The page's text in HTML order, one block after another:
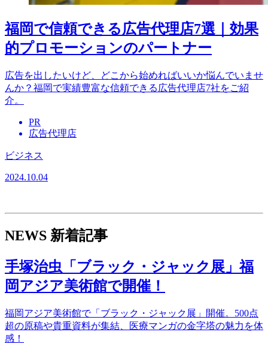
福岡で信頼できる広告代理店7選｜効果
的プロモーションのパートナー
広告を出したいけど、どこから始めればいいか悩んでいませ
んか？福岡で実績豊富な信頼できる広告代理店7社をご紹
介。
PR
広告代理店
ビジネス
2024.10.04
NEWS 新着記事
手塚治虫「ブラック・ジャック展」福
岡アジア美術館で開催！
福岡アジア美術館で「ブラック・ジャック展」開催。500点
超の原稿や貴重資料が集結、医療マンガの金字塔の魅力を体
感！